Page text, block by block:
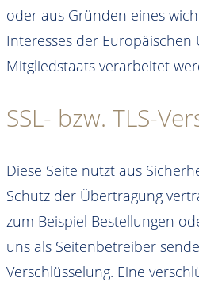
oder aus Gründen eines
Interesses der
Mitgliedstaats verarbeitet
SSL- bzw. TLS-
Diese Seite nutzt aus
Schutz der Übertragung
zum Beispiel Bestellungen
uns als Seitenbetreiber
Verschlüsselung. Eine